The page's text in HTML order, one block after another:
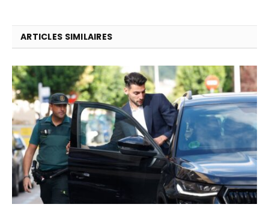
ARTICLES SIMILAIRES